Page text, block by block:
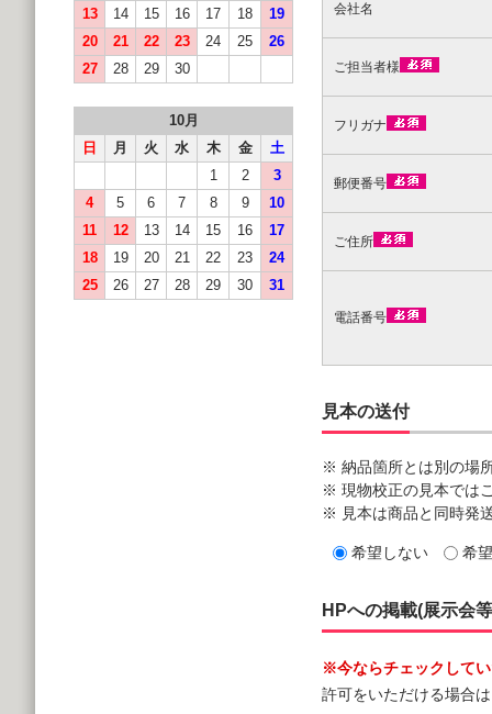
会社名
ご担当者様
フリガナ
郵便番号
ご住所
電話番号
見本の送付
※ 納品箇所とは別の場
※ 現物校正の見本では
※ 見本は商品と同時発
希望しない 希
HPへの掲載(展示会
※今ならチェックして
許可をいただける場合
13
14 15 16 17 18
19
20
21 22 23 24 25
26
27
28 29 30
10月
日
月 火 水 木 金
土
1
2
3
4
5 6 7 8 9
10
11
12 13 14 15 16
17
18
19 20 21 22 23
24
25
26 27 28 29 30 31